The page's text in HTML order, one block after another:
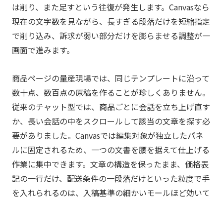
は削り、また足すという往復が発生します。Canvasなら
現在の文字数を見ながら、長すぎる段落だけを短縮指定
で削り込み、訴求が弱い部分だけを膨らませる調整が一
画面で進みます。
商品ページの量産現場では、同じテンプレートに沿って
数十点、数百点の原稿を作ることが珍しくありません。
従来のチャット型では、商品ごとに会話を立ち上げ直す
か、長い会話の中をスクロールして該当の文章を探す必
要がありました。Canvasでは編集対象が独立したパネ
ルに固定されるため、一つの文書を腰を据えて仕上げる
作業に集中できます。文章の構造を保ったまま、価格表
記の一行だけ、配送条件の一段落だけといった粒度で手
を入れられるのは、入稿基準の細かいモールほど効いて